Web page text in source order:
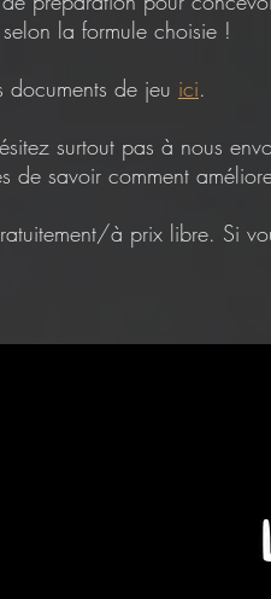
la formule choisie !
documents de jeu ici.
surtout pas à nous
de savoir comment
à prix libre. Si